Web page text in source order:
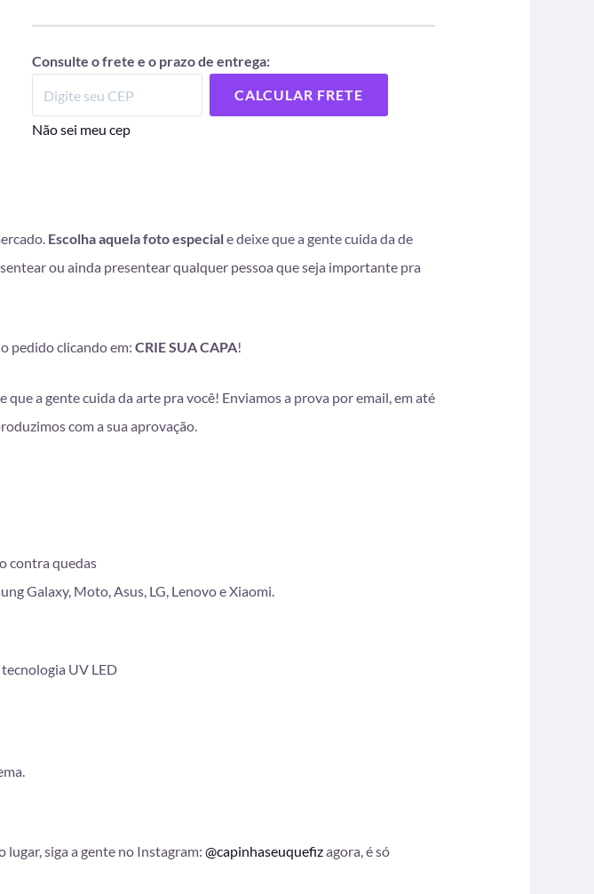
Consulte o frete e o prazo de entrega:
CALCULAR FRETE
Não sei meu cep
Escolha aquela foto especiale deixe que a gente cuida da de
ou ainda presentear qualquer pessoa que seja importante pra
pedido clicando em: CRIE SUA CAPA!
que a gente cuida da arte pra você! Enviamos a prova por email, em até
com a sua aprovação.
contra quedas
Galaxy, Moto, Asus, LG, Lenovo e Xiaomi.
UV LED
siga a gente no Instagram: @capinhaseuquefizagora, é só